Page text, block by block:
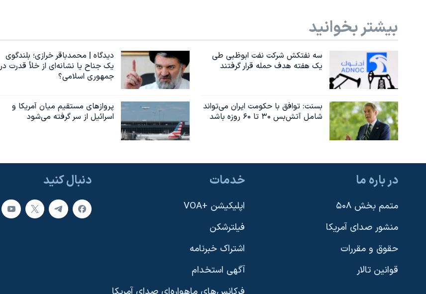
بیشتر بخوانید
سه نفتکش شرکت نفت ابوظبی طی
یک هفته هدف حمله قرار گرفتند
دیدگاه | محمدباقر خرازی؛ بلندگوی
یک جناح یا نشانه‌ای از خلأ قدرت در
جمهوری اسلامی؟
بسنت: توافق با حکومت ایران می‌تواند
شامل آتش‌بس ۳۰ تا ۶۰ روزه باشد
پروازهای مستقیم میان آمریکا و
اسرائیل از سر گرفته می‌شود
دنبال کنید در باره ما
متمم بخش ۵۰۸
منشور صدای آمریکا
حقوق و مقررات
قوانین تالار
خدمات
اپلیکیشن +VOA
فیلترشکن
اشتراک خبرنامه
آگهی استخدام